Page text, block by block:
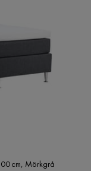
cm, Mörkgrå